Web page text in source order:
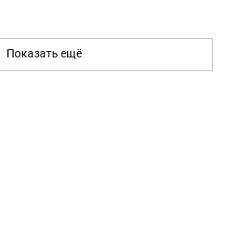
Показать ещё